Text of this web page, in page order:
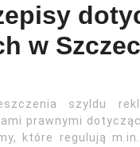
w
szyldu
prawnymi
które regulują